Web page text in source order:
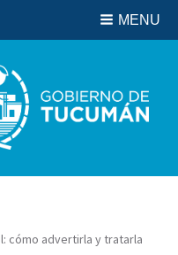
MENU
cómo advertirla y tratarla